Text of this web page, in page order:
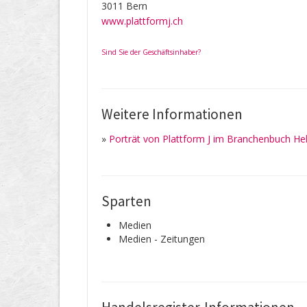
3011 Bern
www.plattformj.ch
Sind Sie der Geschäftsinhaber?
Weitere Informationen
» Porträt von Plattform J im Branchenbuch
Sparten
Medien
Medien - Zeitungen